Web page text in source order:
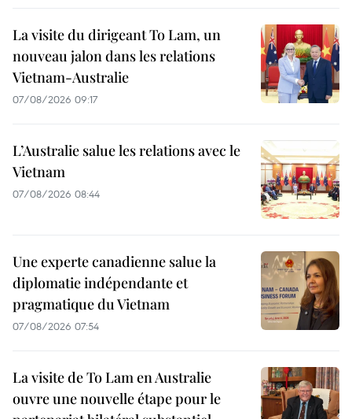
La visite du dirigeant To Lam, un
nouveau jalon dans les relations
Vietnam-Australie
07/08/2026 09:17
L’Australie salue les relations avec le
Vietnam
07/08/2026 08:44
Une experte canadienne salue la
diplomatie indépendante et
pragmatique du Vietnam
07/08/2026 07:54
La visite de To Lam en Australie
ouvre une nouvelle étape pour le